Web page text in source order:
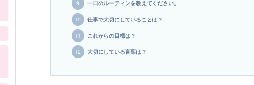
一日のルーティンを教えてください。
仕事で大切にしていることは？
これからの目標は？
大切にしている言葉は？